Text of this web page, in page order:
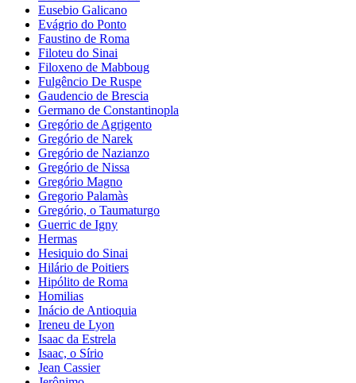
Eusebio Galicano
Evágrio do Ponto
Faustino de Roma
Filoteu do Sinai
Filoxeno de Mabboug
Fulgêncio De Ruspe
Gaudencio de Brescia
Germano de Constantinopla
Gregório de Agrigento
Gregório de Narek
Gregório de Nazianzo
Gregório de Nissa
Gregório Magno
Gregorio Palamàs
Gregório, o Taumaturgo
Guerric de Igny
Hermas
Hesiquio do Sinai
Hilário de Poitiers
Hipólito de Roma
Homilias
Inácio de Antioquia
Ireneu de Lyon
Isaac da Estrela
Isaac, o Sírio
Jean Cassier